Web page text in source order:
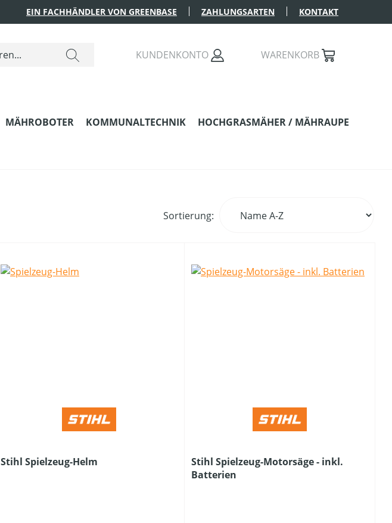
EIN FACHHÄNDLER VON GREENBASE ZAHLUNGSARTEN KONTAKT
KUNDENKONTO WARENKORB
MÄHROBOTER KOMMUNALTECHNIK HOCHGRASMÄHER / MÄHRAUPE
Sortierung:
Stihl Spielzeug-Helm
Stihl Spielzeug-Motorsäge - inkl.
Batterien